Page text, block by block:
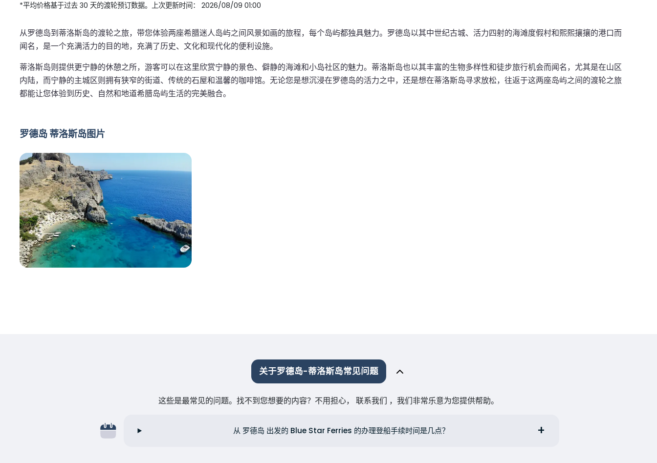
*平均价格基于过去 30 天的渡轮预订数据。上次更新时间： 2026/08/09 01:00
从罗德岛到蒂洛斯岛的渡轮之旅，带您体验两座希腊迷人岛屿之间风景如画的旅程，每个岛屿都独具魅力。罗德岛以其中世纪古城、活力四射的海滩度假村和熙熙攘攘的港口而
闻名，是一个充满活力的目的地，充满了历史、文化和现代化的便利设施。
蒂洛斯岛则提供更宁静的休憩之所，游客可以在这里欣赏宁静的景色、僻静的海滩和小岛社区的魅力。蒂洛斯岛也以其丰富的生物多样性和徒步旅行机会而闻名，尤其是在山区
内陆，而宁静的主城区则拥有狭窄的街道、传统的石屋和温馨的咖啡馆。无论您是想沉浸在罗德岛的活力之中，还是想在蒂洛斯岛寻求放松，往返于这两座岛屿之间的渡轮之旅
都能让您体验到历史、自然和地道希腊岛屿生活的完美融合。
罗德岛 蒂洛斯岛图片
关于罗德岛-蒂洛斯岛常见问题
这些是最常见的问题。找不到您想要的内容？不用担心， 联系我们 ，我们非常乐意为您提供帮助。
从 罗德岛 出发的 Blue Star Ferries 的办理登船手续时间是几点？